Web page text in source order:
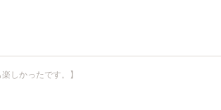
しかったです。】